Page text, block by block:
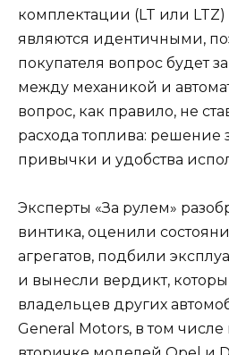
комплектации (LT или LTZ)
являются идентичными,
покупателя вопрос будет
между механикой и
вопрос, как правило, не
расхода топлива: решение
привычки и удобства
Эксперты «За рулем»
винтика, оценили
агрегатов, подбили
и вынесли вердикт,
владельцев других
General Motors, в том